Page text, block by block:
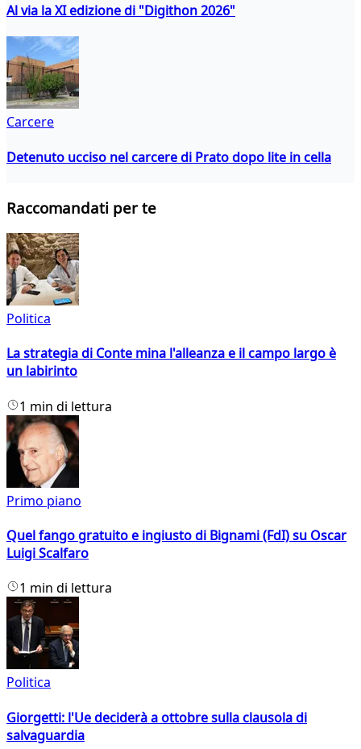
Al via la XI edizione di "Digithon 2026"
Carcere
Detenuto ucciso nel carcere di Prato dopo lite in cella
Raccomandati per te
Politica
La strategia di Conte mina l'alleanza e il campo largo è
un labirinto
1 min di lettura
Primo piano
Quel fango gratuito e ingiusto di Bignami (FdI) su Oscar
Luigi Scalfaro
1 min di lettura
Politica
Giorgetti: l'Ue deciderà a ottobre sulla clausola di
salvaguardia